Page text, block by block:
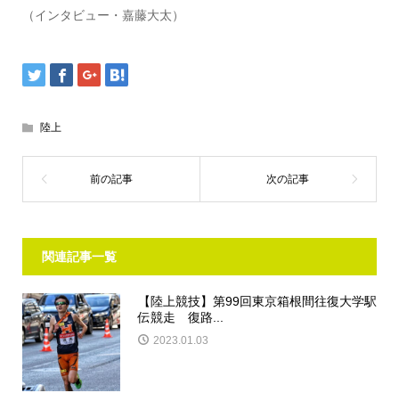
（インタビュー・嘉藤大太）
陸上
関連記事一覧
【陸上競技】第99回東京箱根間往復大学駅
伝競走 復路...
2023.01.03